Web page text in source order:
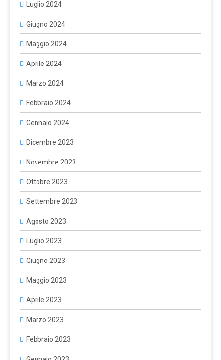
Luglio 2024
Giugno 2024
Maggio 2024
Aprile 2024
Marzo 2024
Febbraio 2024
Gennaio 2024
Dicembre 2023
Novembre 2023
Ottobre 2023
Settembre 2023
Agosto 2023
Luglio 2023
Giugno 2023
Maggio 2023
Aprile 2023
Marzo 2023
Febbraio 2023